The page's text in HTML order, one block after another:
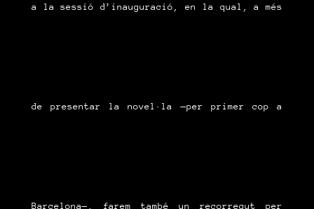
a la sessió d’inauguració, en la qual, a més
de presentar la novel·la —per primer cop a
Barcelona—, farem també un recorregut per